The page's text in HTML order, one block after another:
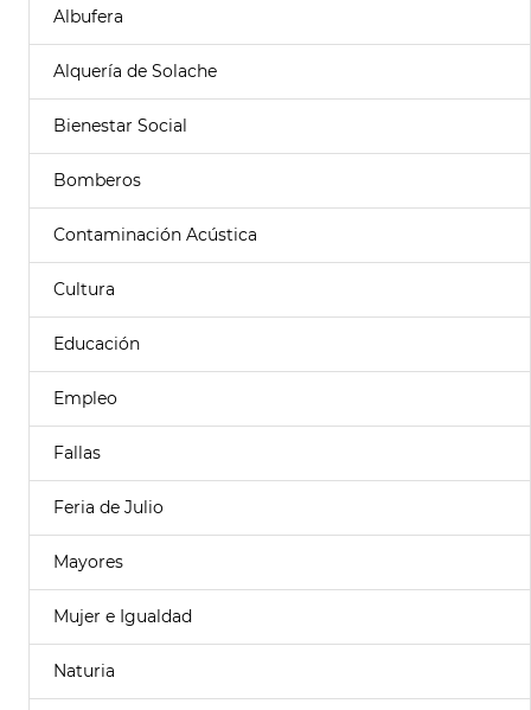
Albufera
Alquería de Solache
Bienestar Social
Bomberos
Contaminación Acústica
Cultura
Educación
Empleo
Fallas
Feria de Julio
Mayores
Mujer e Igualdad
Naturia